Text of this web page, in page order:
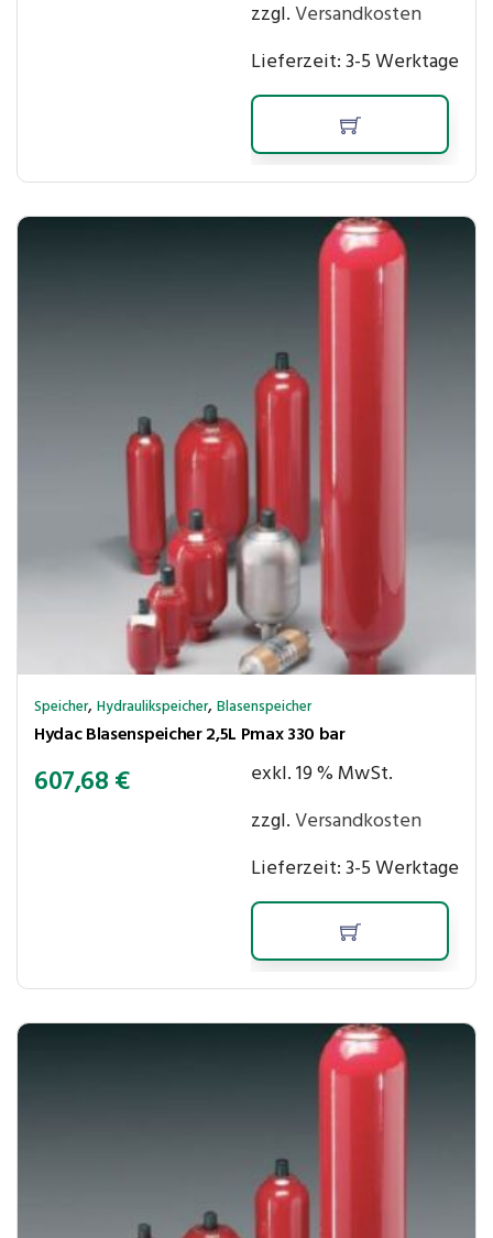
zzgl.Versandkosten
Lieferzeit:3-5 Werktage
Speicher,Hydraulikspeicher,Blasenspeicher
Hydac Blasenspeicher 2,5L Pmax 330 bar
607,68€
exkl. 19 % MwSt.
zzgl.Versandkosten
Lieferzeit:3-5 Werktage